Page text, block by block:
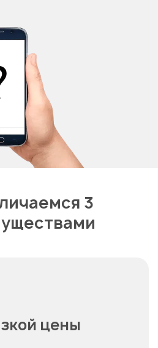
3
цены